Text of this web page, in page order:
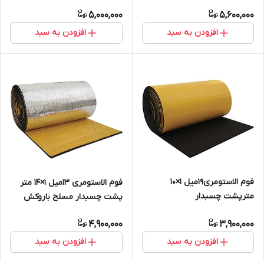
5,600,000
افزودن به سبد
5,000,000
افزودن به سبد
فوم الاستومری19میل 1×10
مترپشت چسبدار
3,900,000
افزودن به سبد
فوم الاستومری 13میل 1×14 متر
پشت چسبدار مسلح باروکش
4,900,000
افزودن به سبد